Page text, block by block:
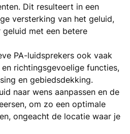
Dit resulteert in een
versterking van het geluid,
met een betere
PA-luidsprekers ook vaak
richtingsgevoelige functies,
en gebiedsdekking.
naar wens aanpassen en de
om zo een optimale
ongeacht de locatie waar je